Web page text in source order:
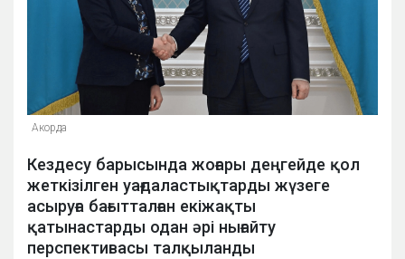
Акорда
Кездесу барысында жоғары деңгейде қол
жеткізілген уағдаластықтарды жүзеге
асыруға бағытталған екіжақты
қатынастарды одан әрі нығайту
перспективасы талқыланды